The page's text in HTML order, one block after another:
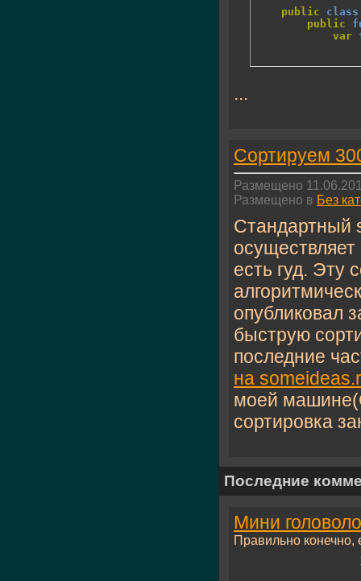
public
class
public
var
...
Сортируем
Размещено
Размещено в Без
Стандартный
есть гуд. Эту
опубликовал
быструю
последние
на
моей
сортировка
Последние
Мини
Правильно конечно,